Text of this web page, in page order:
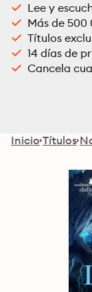
Lee y
Más de
Títulos
14 días de
Cancela
Inicio Títulos